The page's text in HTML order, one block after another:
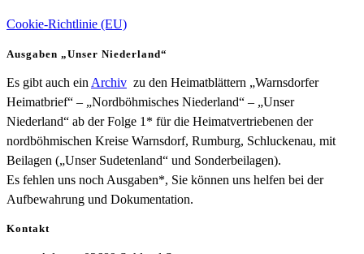
Cookie-Richtlinie (EU)
Ausgaben „Unser Niederland“
Es gibt auch ein Archiv zu den Heimatblättern „Warnsdorfer
Heimatbrief“ – „Nordböhmisches Niederland“ – „Unser
Niederland“ ab der Folge 1* für die Heimatvertriebenen der
nordböhmischen Kreise Warnsdorf, Rumburg, Schluckenau, mit
Beilagen („Unser Sudetenland“ und Sonderbeilagen).
Es fehlen uns noch Ausgaben*, Sie können uns helfen bei der
Aufbewahrung und Dokumentation.
Kontakt